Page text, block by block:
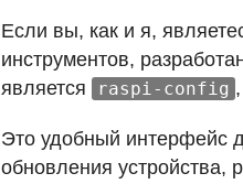
Если вы, как и я,
инструментов,
является
raspi-config
Это удобный интерфейс
обновления устройства,